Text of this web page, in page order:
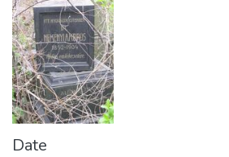
Date